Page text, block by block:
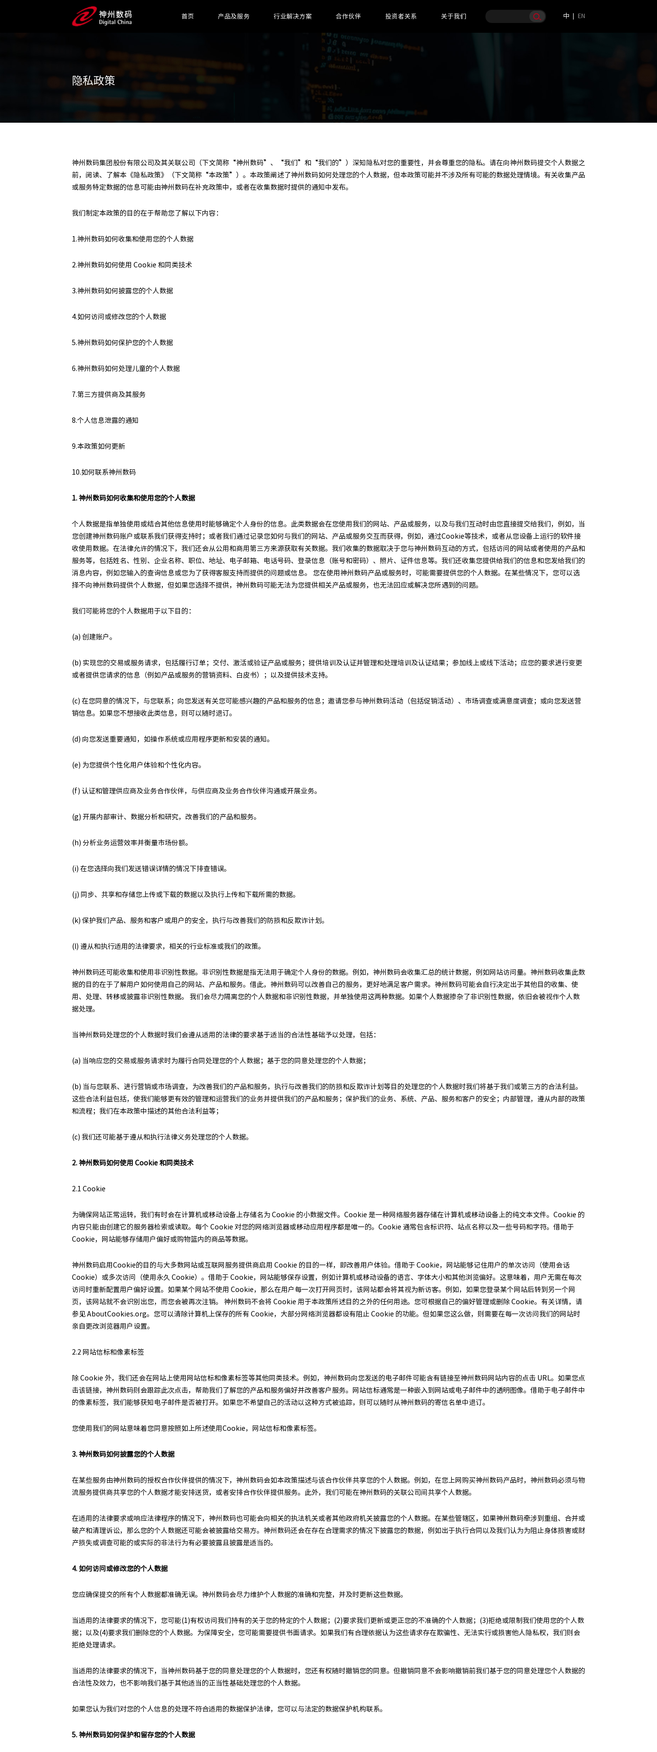
首页 产品及服务 行业解决方案 合作伙伴 投资者关系 关于我们 中 EN
隐私政策
神州数码集团股份有限公司及其关联公司（下文简称“神州数码”、“我们”和“我们的”）深知隐私对您的重要性，并会尊重您的隐私。请在向神州数码提交个人数据之
前，阅读、了解本《隐私政策》（下文简称“本政策”）。本政策阐述了神州数码如何处理您的个人数据，但本政策可能并不涉及所有可能的数据处理情境。有关收集产品
或服务特定数据的信息可能由神州数码在补充政策中，或者在收集数据时提供的通知中发布。
我们制定本政策的目的在于帮助您了解以下内容：
1.神州数码如何收集和使用您的个人数据
2.神州数码如何使用 Cookie 和同类技术
3.神州数码如何披露您的个人数据
4.如何访问或修改您的个人数据
5.神州数码如何保护您的个人数据
6.神州数码如何处理儿童的个人数据
7.第三方提供商及其服务
8.个人信息泄露的通知
9.本政策如何更新
10.如何联系神州数码
1. 神州数码如何收集和使用您的个人数据
个人数据是指单独使用或结合其他信息使用时能够确定个人身份的信息。此类数据会在您使用我们的网站、产品或服务，以及与我们互动时由您直接提交给我们，例如，当
您创建神州数码账户或联系我们获得支持时；或者我们通过记录您如何与我们的网站、产品或服务交互而获得，例如，通过Cookie等技术，或者从您设备上运行的软件接
收使用数据。在法律允许的情况下，我们还会从公用和商用第三方来源获取有关数据。我们收集的数据取决于您与神州数码互动的方式，包括访问的网站或者使用的产品和
服务等，包括姓名、性别、企业名称、职位、地址、电子邮箱、电话号码、登录信息（账号和密码）、照片、证件信息等。我们还收集您提供给我们的信息和您发给我们的
消息内容，例如您输入的查询信息或您为了获得客服支持而提供的问题或信息。 您在使用神州数码产品或服务时，可能需要提供您的个人数据。在某些情况下，您可以选
择不向神州数码提供个人数据，但如果您选择不提供，神州数码可能无法为您提供相关产品或服务，也无法回应或解决您所遇到的问题。
我们可能将您的个人数据用于以下目的：
(a) 创建账户。
(b) 实现您的交易或服务请求，包括履行订单；交付、激活或验证产品或服务；提供培训及认证并管理和处理培训及认证结果；参加线上或线下活动；应您的要求进行变更
或者提供您请求的信息（例如产品或服务的营销资料、白皮书）；以及提供技术支持。
(c) 在您同意的情况下，与您联系；向您发送有关您可能感兴趣的产品和服务的信息；邀请您参与神州数码活动（包括促销活动）、市场调查或满意度调查；或向您发送营
销信息。如果您不想接收此类信息，则可以随时退订。
(d) 向您发送重要通知，如操作系统或应用程序更新和安装的通知。
(e) 为您提供个性化用户体验和个性化内容。
(f) 认证和管理供应商及业务合作伙伴，与供应商及业务合作伙伴沟通或开展业务。
(g) 开展内部审计、数据分析和研究，改善我们的产品和服务。
(h) 分析业务运营效率并衡量市场份额。
(i) 在您选择向我们发送错误详情的情况下排查错误。
(j) 同步、共享和存储您上传或下载的数据以及执行上传和下载所需的数据。
(k) 保护我们产品、服务和客户或用户的安全，执行与改善我们的防损和反欺诈计划。
(l) 遵从和执行适用的法律要求，相关的行业标准或我们的政策。
神州数码还可能收集和使用非识别性数据。非识别性数据是指无法用于确定个人身份的数据。例如，神州数码会收集汇总的统计数据，例如网站访问量。神州数码收集此数
据的目的在于了解用户如何使用自己的网站、产品和服务。借此，神州数码可以改善自己的服务，更好地满足客户需求。神州数码可能会自行决定出于其他目的收集、使
用、处理、转移或披露非识别性数据。 我们会尽力隔离您的个人数据和非识别性数据，并单独使用这两种数据。如果个人数据掺杂了非识别性数据，依旧会被视作个人数
据处理。
当神州数码处理您的个人数据时我们会遵从适用的法律的要求基于适当的合法性基础予以处理，包括：
(a) 当响应您的交易或服务请求时为履行合同处理您的个人数据；基于您的同意处理您的个人数据；
(b) 当与您联系、进行营销或市场调查，为改善我们的产品和服务，执行与改善我们的防损和反欺诈计划等目的处理您的个人数据时我们将基于我们或第三方的合法利益。
这些合法利益包括，使我们能够更有效的管理和运营我们的业务并提供我们的产品和服务；保护我们的业务、系统、产品、服务和客户的安全；内部管理，遵从内部的政策
和流程；我们在本政策中描述的其他合法利益等；
(c) 我们还可能基于遵从和执行法律义务处理您的个人数据。
2. 神州数码如何使用 Cookie 和同类技术
2.1 Cookie
为确保网站正常运转，我们有时会在计算机或移动设备上存储名为 Cookie 的小数据文件。Cookie 是一种网络服务器存储在计算机或移动设备上的纯文本文件。Cookie 的
内容只能由创建它的服务器检索或读取。每个 Cookie 对您的网络浏览器或移动应用程序都是唯一的。Cookie 通常包含标识符、站点名称以及一些号码和字符。借助于
Cookie，网站能够存储用户偏好或购物篮内的商品等数据。
神州数码启用Cookie的目的与大多数网站或互联网服务提供商启用 Cookie 的目的一样，即改善用户体验。借助于 Cookie，网站能够记住用户的单次访问（使用会话
Cookie）或多次访问（使用永久 Cookie）。借助于 Cookie，网站能够保存设置，例如计算机或移动设备的语言、字体大小和其他浏览偏好。这意味着，用户无需在每次
访问时重新配置用户偏好设置。如果某个网站不使用 Cookie，那么在用户每一次打开网页时，该网站都会将其视为新访客。例如，如果您登录某个网站后转到另一个网
页，该网站就不会识别出您，而您会被再次注销。 神州数码不会将 Cookie 用于本政策所述目的之外的任何用途。您可根据自己的偏好管理或删除 Cookie。有关详情，请
参见 AboutCookies.org。您可以清除计算机上保存的所有 Cookie，大部分网络浏览器都设有阻止 Cookie 的功能。但如果您这么做，则需要在每一次访问我们的网站时
亲自更改浏览器用户设置。
2.2 网站信标和像素标签
除 Cookie 外，我们还会在网站上使用网站信标和像素标签等其他同类技术。例如，神州数码向您发送的电子邮件可能含有链接至神州数码网站内容的点击 URL。如果您点
击该链接，神州数码则会跟踪此次点击，帮助我们了解您的产品和服务偏好并改善客户服务。网站信标通常是一种嵌入到网站或电子邮件中的透明图像。借助于电子邮件中
的像素标签，我们能够获知电子邮件是否被打开。如果您不希望自己的活动以这种方式被追踪，则可以随时从神州数码的寄信名单中退订。
您使用我们的网站意味着您同意按照如上所述使用Cookie，网站信标和像素标签。
3. 神州数码如何披露您的个人数据
在某些服务由神州数码的授权合作伙伴提供的情况下，神州数码会如本政策描述与该合作伙伴共享您的个人数据。例如，在您上网购买神州数码产品时，神州数码必须与物
流服务提供商共享您的个人数据才能安排送货，或者安排合作伙伴提供服务。此外，我们可能在神州数码的关联公司间共享个人数据。
在适用的法律要求或响应法律程序的情况下，神州数码也可能会向相关的执法机关或者其他政府机关披露您的个人数据。在某些管辖区，如果神州数码牵涉到重组、合并或
破产和清理诉讼，那么您的个人数据还可能会被披露给交易方。神州数码还会在存在合理需求的情况下披露您的数据，例如出于执行合同以及我们认为为阻止身体损害或财
产损失或调查可能的或实际的非法行为有必要披露且披露是适当的。
4. 如何访问或修改您的个人数据
您应确保提交的所有个人数据都准确无误。神州数码会尽力维护个人数据的准确和完整，并及时更新这些数据。
当适用的法律要求的情况下，您可能(1)有权访问我们持有的关于您的特定的个人数据；(2)要求我们更新或更正您的不准确的个人数据；(3)拒绝或限制我们使用您的个人数
据；以及(4)要求我们删除您的个人数据。为保障安全，您可能需要提供书面请求。如果我们有合理依据认为这些请求存在欺骗性、无法实行或损害他人隐私权，我们则会
拒绝处理请求。
当适用的法律要求的情况下，当神州数码基于您的同意处理您的个人数据时，您还有权随时撤销您的同意。但撤销同意不会影响撤销前我们基于您的同意处理您个人数据的
合法性及效力，也不影响我们基于其他适当的正当性基础处理您的个人数据。
如果您认为我们对您的个人信息的处理不符合适用的数据保护法律，您可以与法定的数据保护机构联系。
5. 神州数码如何保护和留存您的个人数据